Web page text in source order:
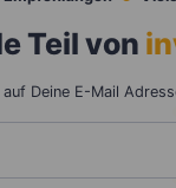
Teil von
Deine E-Mail